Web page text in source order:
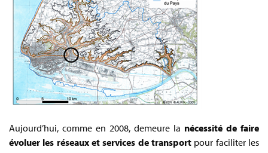
Aujourd’hui, comme en 2008, demeure la nécessité de faire
évoluer les réseaux et services de transport pour faciliter les